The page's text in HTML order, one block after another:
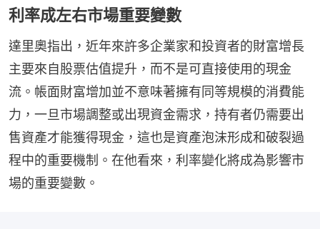
利率成左右市場重要變數
達里奧指出，近年來許多企業家和投資者的財富增長
主要來自股票估值提升，而不是可直接使用的現金
流。帳面財富增加並不意味著擁有同等規模的消費能
力，一旦市場調整或出現資金需求，持有者仍需要出
售資產才能獲得現金，這也是資產泡沫形成和破裂過
程中的重要機制。在他看來，利率變化將成為影響市
場的重要變數。